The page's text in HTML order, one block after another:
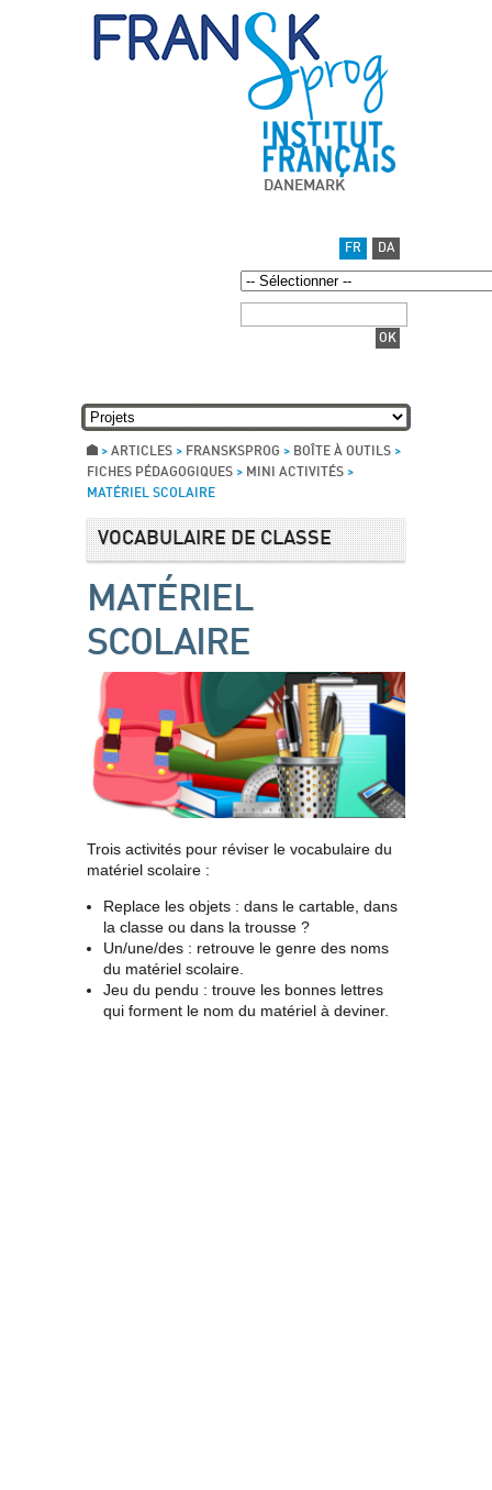
DANEMARK
FR DA
> ARTICLES > FRANSKSPROG > BOÎTE À OUTILS >
FICHES PÉDAGOGIQUES > MINI ACTIVITÉS >
MATÉRIEL SCOLAIRE
VOCABULAIRE DE CLASSE
MATÉRIEL
SCOLAIRE
Trois activités pour réviser le vocabulaire du
matériel scolaire :
Replace les objets : dans le cartable, dans
la classe ou dans la trousse ?
Un/une/des : retrouve le genre des noms
du matériel scolaire.
Jeu du pendu : trouve les bonnes lettres
qui forment le nom du matériel à deviner.